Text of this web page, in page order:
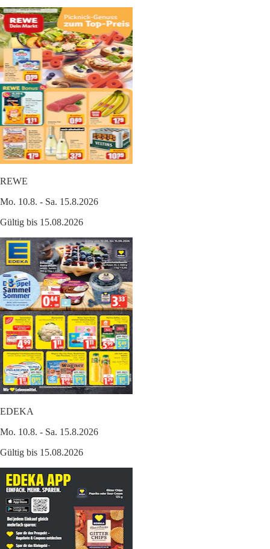
REWE
Mo. 10.8. - Sa. 15.8.2026
Gültig bis 15.08.2026
EDEKA
Mo. 10.8. - Sa. 15.8.2026
Gültig bis 15.08.2026